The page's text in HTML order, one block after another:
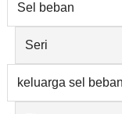
Sel beban
Seri
keluarga sel